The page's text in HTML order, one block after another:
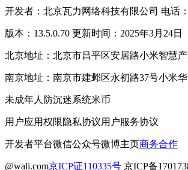
开发者：北京瓦力网络科技有限公司 电话
版本：13.5.0.70 更新时间：2025年3月24日
北京地址：北京市昌平区安居路小米智慧产
南京地址：南京市建邺区永初路37号小米
未成年人防沉迷系统米币
用户应用权限隐私协议用户服务协议
开发者平台微信公众号微博主页商务合作
@wali.com京ICP证110335号 京ICP备